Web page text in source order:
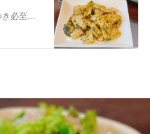
こんにちは！青のりたっぷり！やみつき必至の簡単炒めものおつまみのご紹介です。筍とエリンギをバターしょうゆで炒めて仕上げには、たっぷり青のり！やみつき間違いなし…